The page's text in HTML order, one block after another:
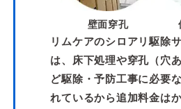
壁面穿孔
リムケアのシロアリ駆除
は、床下処理や穿孔（穴
ど駆除・予防工事に必要
れているから追加料金は